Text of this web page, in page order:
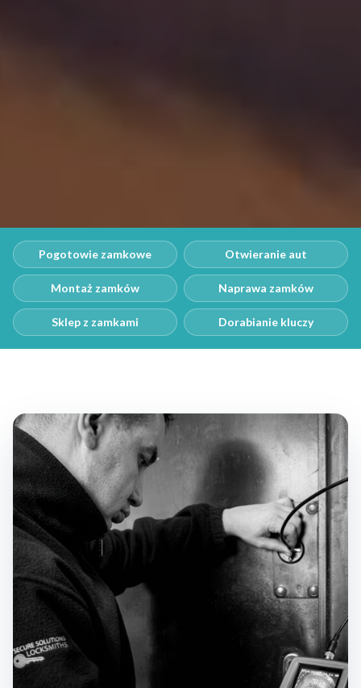
Pogotowie zamkowe Otwieranie aut
Montaż zamków Naprawa zamków
Sklep z zamkami Dorabianie kluczy